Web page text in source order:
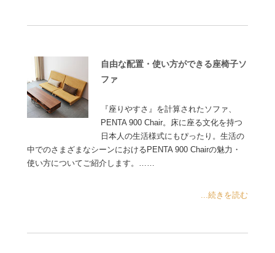
自由な配置・使い方ができる座椅子ソ
ファ
『座りやすさ』を計算されたソファ、
PENTA 900 Chair。床に座る文化を持つ
日本人の生活様式にもぴったり。生活の
中でのさまざまなシーンにおけるPENTA 900 Chairの魅力・
使い方についてご紹介します。……
...続きを読む